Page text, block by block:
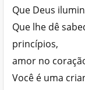
Que Deus
Que lhe dê
princípios,
amor no
Você é uma